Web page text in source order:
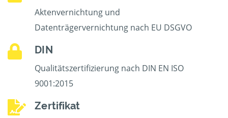
Aktenvernichtung und
Datenträgervernichtung nach EU DSGVO
DIN
Qualitätszertifizierung nach DIN EN ISO
9001:2015
Zertifikat